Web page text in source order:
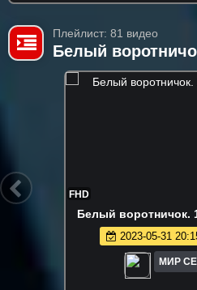
Плейлист: 81 видео
Белый
FHD
Бeлый вopoтничoк.
2023-05-31
МИР